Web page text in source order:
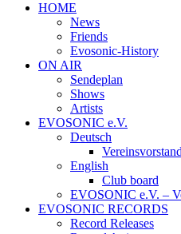
HOME
News
Friends
Evosonic-History
ON AIR
Sendeplan
Shows
Artists
EVOSONIC e.V.
Deutsch
Vereinsvorstand
English
Club board
EVOSONIC e.V. ‒
EVOSONIC RECORDS
Record Releases